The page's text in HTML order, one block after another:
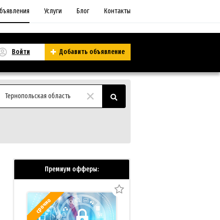
Услуги Блог Контакты
Войти Добавить объявление
Тернопольская область
Премиум офферы:
срочно